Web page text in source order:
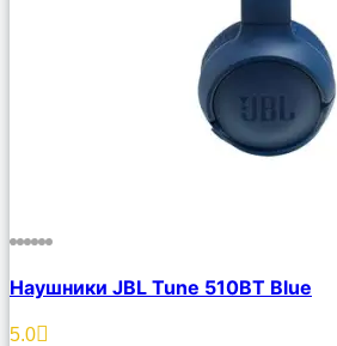
Описание
Избранное
Наушники JBL Tune 510BT Blue
5.0